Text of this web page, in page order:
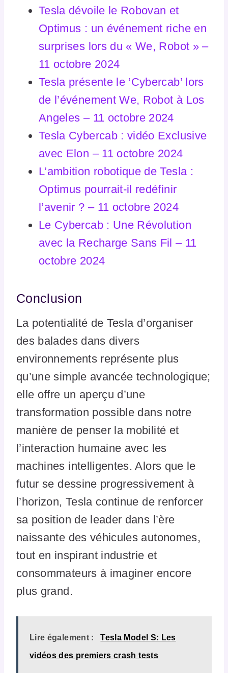
Tesla dévoile le Robovan et
Optimus : un événement riche en
surprises lors du « We, Robot » –
11 octobre 2024
Tesla présente le ‘Cybercab’ lors
de l’événement We, Robot à Los
Angeles – 11 octobre 2024
Tesla Cybercab : vidéo Exclusive
avec Elon – 11 octobre 2024
L’ambition robotique de Tesla :
Optimus pourrait-il redéfinir
l’avenir ? – 11 octobre 2024
Le Cybercab : Une Révolution
avec la Recharge Sans Fil – 11
octobre 2024
Conclusion
La potentialité de Tesla d’organiser
des balades dans divers
environnements représente plus
qu’une simple avancée technologique;
elle offre un aperçu d’une
transformation possible dans notre
manière de penser la mobilité et
l’interaction humaine avec les
machines intelligentes. Alors que le
futur se dessine progressivement à
l’horizon, Tesla continue de renforcer
sa position de leader dans l’ère
naissante des véhicules autonomes,
tout en inspirant industrie et
consommateurs à imaginer encore
plus grand.
Lire également : Tesla Model S: Les
vidéos des premiers crash tests